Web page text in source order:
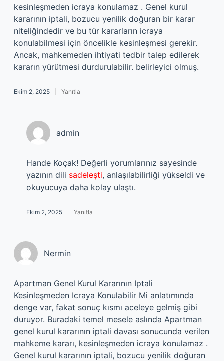
kesinleşmeden icraya konulamaz . Genel kurul
kararının iptali, bozucu yenilik doğuran bir karar
niteliğindedir ve bu tür kararların icraya
konulabilmesi için öncelikle kesinleşmesi gerekir.
Ancak, mahkemeden ihtiyati tedbir talep edilerek
kararın yürütmesi durdurulabilir. belirleyici olmuş.
Ekim 2, 2025 Yanıtla
admin
Hande Koçak! Değerli yorumlarınız sayesinde
yazının dili sadeleşti, anlaşılabilirliği yükseldi ve
okuyucuya daha kolay ulaştı.
Ekim 2, 2025 Yanıtla
Nermin
Apartman Genel Kurul Kararının Iptali
Kesinleşmeden Icraya Konulabilir Mi anlatımında
denge var, fakat sonuç kısmı aceleye gelmiş gibi
duruyor. Buradaki temel mesele aslında Apartman
genel kurul kararının iptali davası sonucunda verilen
mahkeme kararı, kesinleşmeden icraya konulamaz .
Genel kurul kararının iptali, bozucu yenilik doğuran